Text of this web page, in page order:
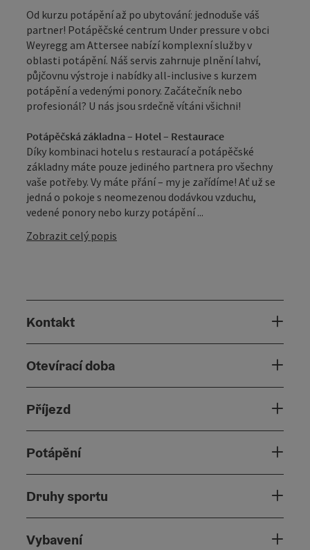
Od kurzu potápění až po ubytování: jednoduše váš
partner! Potápěčské centrum Under pressure v obci
Weyregg am Attersee nabízí komplexní služby v
oblasti potápění. Náš servis zahrnuje plnění lahví,
půjčovnu výstroje i nabídky all-inclusive s kurzem
potápění a vedenými ponory. Začátečník nebo
profesionál? U nás jsou srdečně vítáni všichni!
Potápěčská základna – Hotel – Restaurace
Díky kombinaci hotelu s restaurací a potápěčské
základny máte pouze jediného partnera pro všechny
vaše potřeby. Vy máte přání – my je zařídíme! Ať už se
jedná o pokoje s neomezenou dodávkou vzduchu,
vedené ponory nebo kurzy potápění ...
Zobrazit celý popis
Kontakt
Otevírací doba
Příjezd
Potápění
Druhy sportu
Vybavení